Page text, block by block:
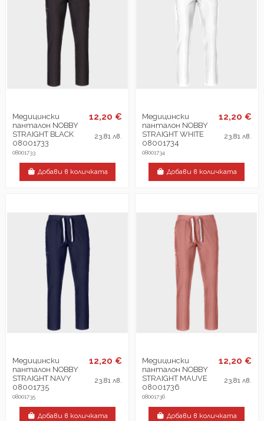
Медицински
панталон NOBBY
STRAIGHT BLACK
08001733
08001733
12,20 €
23,81 лв.
Добави в количката
Медицински
панталон NOBBY
STRAIGHT WHITE
08001734
08001734
12,20 €
23,81 лв.
Добави в количката
Медицински
панталон NOBBY
STRAIGHT NAVY
08001735
08001735
12,20 €
23,81 лв.
Добави в количката
Медицински
панталон NOBBY
STRAIGHT MAUVE
08001736
08001736
12,20 €
23,81 лв.
Добави в количката